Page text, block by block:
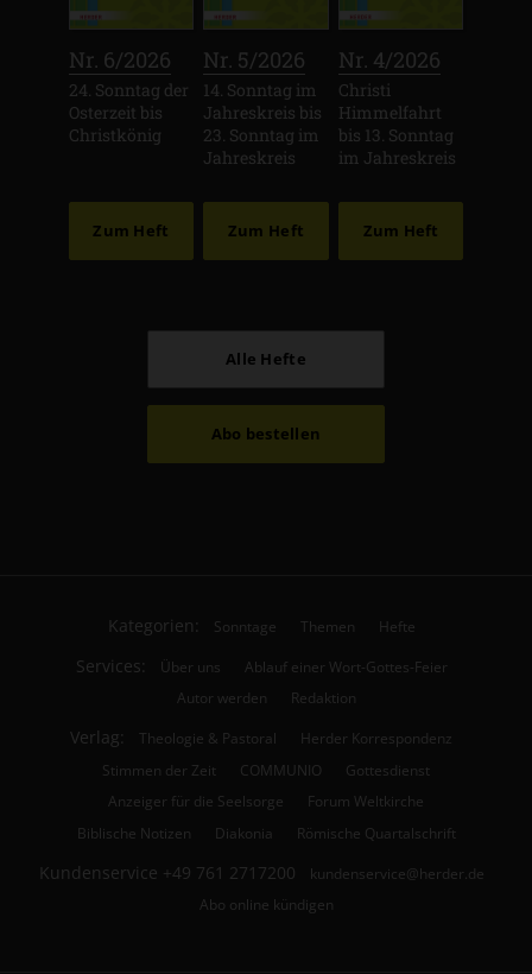
Nr. 6/2026
24. Sonntag der
Osterzeit bis
Christkönig
Zum Heft
Nr. 5/2026
14. Sonntag im
Jahreskreis bis
23. Sonntag im
Jahreskreis
Zum Heft
Nr. 4/2026
Christi
Himmelfahrt
bis 13. Sonntag
im Jahreskreis
Zum Heft
Alle Hefte
Abo bestellen
Kategorien: Sonntage Themen Hefte
Services: Über uns
Ablauf einer Wort-Gottes-Feier
Autor werden
Redaktion
Verlag: Theologie & Pastoral
Herder Korrespondenz
Stimmen der Zeit
COMMUNIO
Gottesdienst
Anzeiger für die Seelsorge
Forum Weltkirche
Biblische Notizen
Diakonia Römische Quartalschrift
Kundenservice +49 761 2717200
kundenservice@herder.de
Abo online kündigen